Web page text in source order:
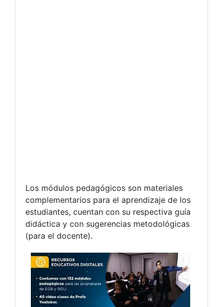
Los módulos pedagógicos son materiales
complementarios para el aprendizaje de los
estudiantes, cuentan con su respectiva guía
didáctica y con sugerencias metodológicas
(para el docente).